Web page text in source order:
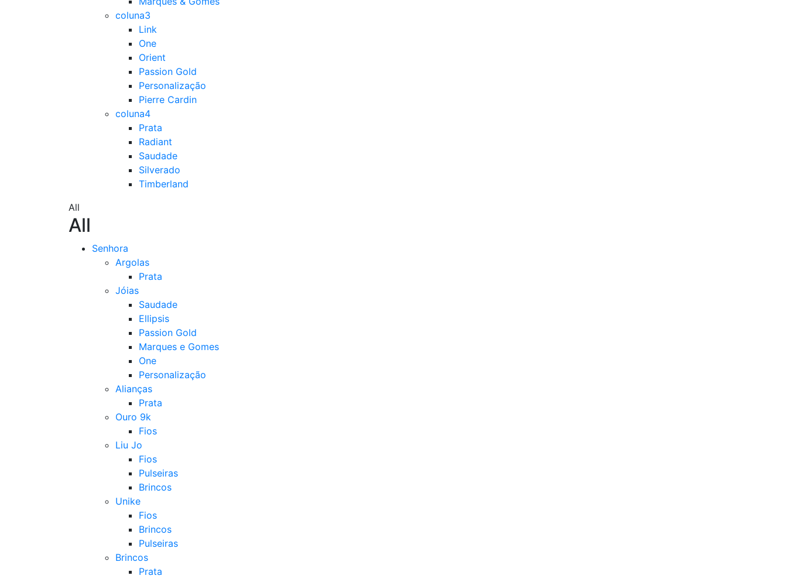
coluna3
Link
One
Orient
Passion Gold
Personalização
Pierre Cardin
coluna4
Prata
Radiant
Saudade
Silverado
Timberland
All
All
Senhora
Argolas
Prata
Jóias
Saudade
Ellipsis
Passion Gold
Marques e Gomes
One
Personalização
Alianças
Prata
Ouro 9k
Fios
Liu Jo
Fios
Pulseiras
Brincos
Unike
Fios
Brincos
Pulseiras
Brincos
Prata